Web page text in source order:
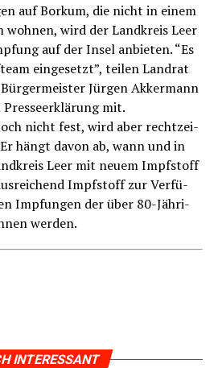
auf Bor­kum, die nicht in einem
wird der Land­kreis Leer
auf der Insel anbie­ten. “Es
ein­ge­setzt”, tei­len Land­rat
Jür­gen Akker­mann
mit.
nicht fest, wird aber recht­zei­
hängt davon ab, wann und in
Leer mit neu­em Impf­stoff
Impf­stoff zur Ver­fü­
Imp­fun­gen der über 80-Jäh­ri­
werden.
INTERESSANT